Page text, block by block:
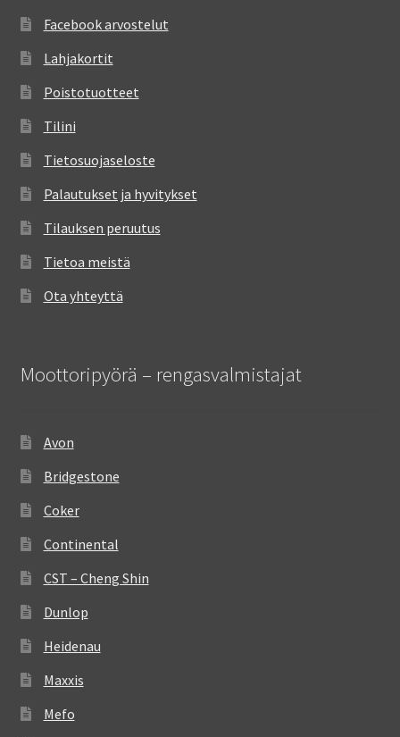
Facebook arvostelut
Lahjakortit
Poistotuotteet
Tilini
Tietosuojaseloste
Palautukset ja hyvitykset
Tilauksen peruutus
Tietoa meistä
Ota yhteyttä
Moottoripyörä – rengasvalmistajat
Avon
Bridgestone
Coker
Continental
CST – Cheng Shin
Dunlop
Heidenau
Maxxis
Mefo